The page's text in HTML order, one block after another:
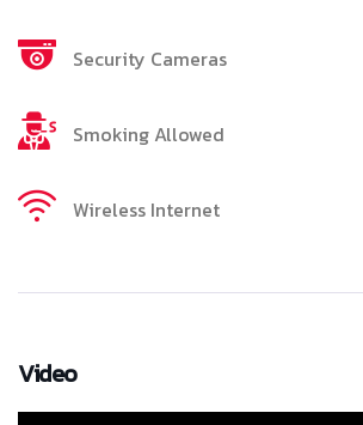
Security Cameras
Smoking Allowed
Wireless Internet
Video